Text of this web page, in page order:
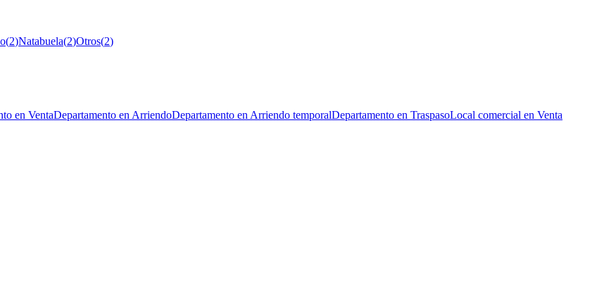
(2)Natabuela(2)Otros(2)
en VentaDepartamento en ArriendoDepartamento en Arriendo temporalDepartamento en TraspasoLocal comercial en Venta